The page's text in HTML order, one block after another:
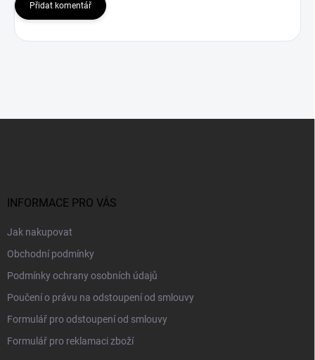
Přidat komentář
INFORMACE PRO VÁS
Jak nakupovat
Obchodní podmínky
Podmínky ochrany osobních údajů
Poučení o právu na odstoupení od smlouvy
Formulář pro odstoupení od smlouvy
Formulář pro reklamaci zboží